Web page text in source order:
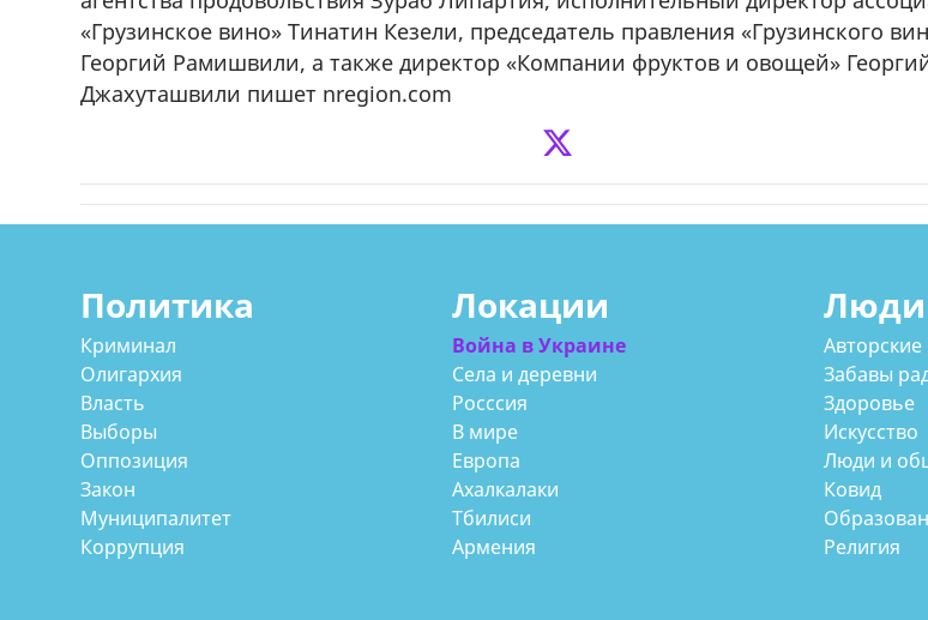
«Грузинское вино» Тинатин Кезели, председатель правления «Грузинского
Георгий Рамишвили, а также директор «Компании фруктов и овощей»
Джахуташвили пишет nregion.com
Политика
Криминал
Олигархия
Власть
Выборы
Оппозиция
Закон
Муниципалитет
Коррупция
Локации
Война в Украине
Села и деревни
Росссия
В мире
Европа
Ахалкалаки
Тбилиси
Армения
Люди
Забавы
Здоровье
Искусство
Люди и
Ковид
Религия